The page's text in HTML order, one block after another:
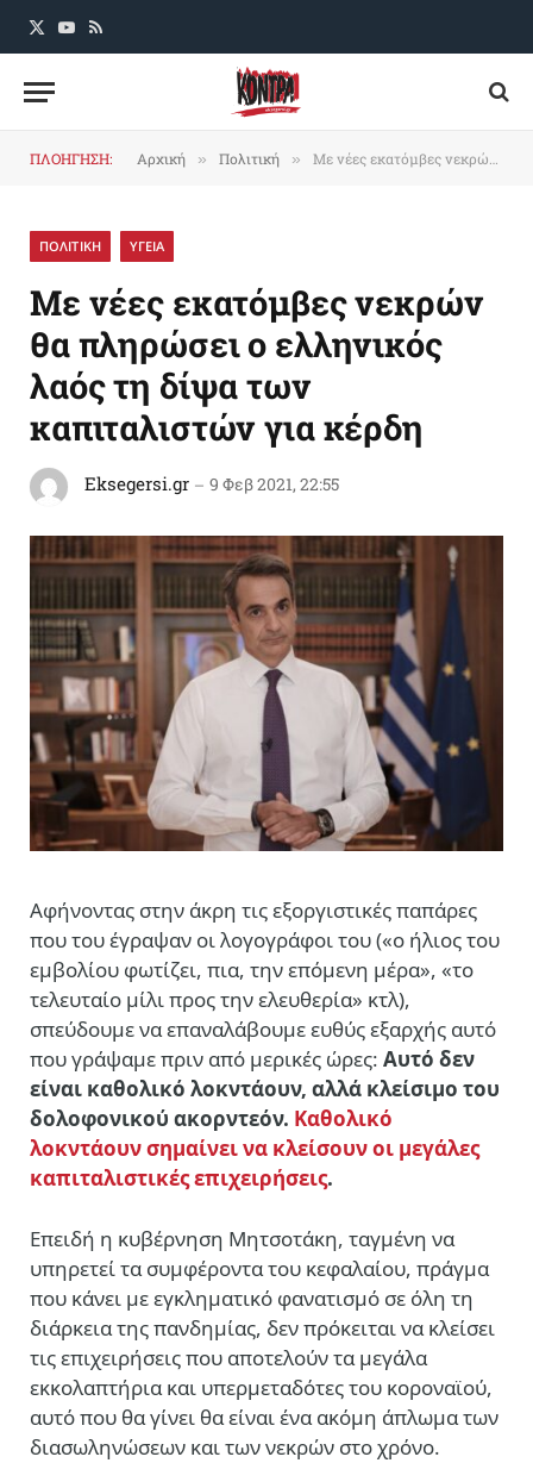
X
YouTube
RSS
ΠΛΟΗΓΗΣΗ: Αρχική » Πολιτική » Με νέες εκατόμβες νεκρών θα πληρώσει ο ελληνικός λαός τη δίψα των καπιταλιστών για κέρδη
ΠΟΛΙΤΙΚΗ ΥΓΕΙΑ
Με νέες εκατόμβες νεκρών
θα πληρώσει ο ελληνικός
λαός τη δίψα των
καπιταλιστών για κέρδη
Eksegersi.gr 9 Φεβ 2021, 22:55
Αφήνοντας στην άκρη τις εξοργιστικές παπάρες
που του έγραψαν οι λογογράφοι του («ο ήλιος του
εμβολίου φωτίζει, πια, την επόμενη μέρα», «το
τελευταίο μίλι προς την ελευθερία» κτλ),
σπεύδουμε να επαναλάβουμε ευθύς εξαρχής αυτό
που γράψαμε πριν από μερικές ώρες: Αυτό δεν
είναι καθολικό λοκντάουν, αλλά κλείσιμο του
δολοφονικού ακορντεόν. Καθολικό
λοκντάουν σημαίνει να κλείσουν οι μεγάλες
καπιταλιστικές επιχειρήσεις.
Επειδή η κυβέρνηση Μητσοτάκη, ταγμένη να
υπηρετεί τα συμφέροντα του κεφαλαίου, πράγμα
που κάνει με εγκληματικό φανατισμό σε όλη τη
διάρκεια της πανδημίας, δεν πρόκειται να κλείσει
τις επιχειρήσεις που αποτελούν τα μεγάλα
εκκολαπτήρια και υπερμεταδότες του κοροναϊού,
αυτό που θα γίνει θα είναι ένα ακόμη άπλωμα των
διασωληνώσεων και των νεκρών στο χρόνο.